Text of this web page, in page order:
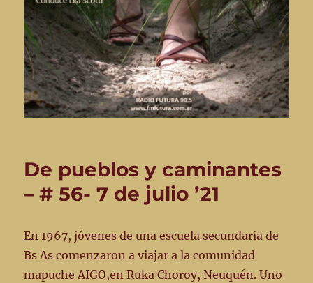
De pueblos y caminantes
– # 56- 7 de julio ’21
En 1967, jóvenes de una escuela secundaria de
Bs As comenzaron a viajar a la comunidad
mapuche AIGO,en Ruka Choroy, Neuquén. Uno